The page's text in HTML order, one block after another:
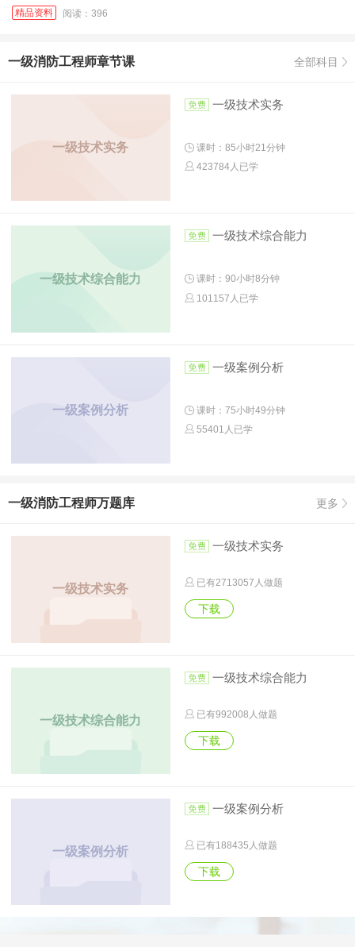
精品资料 阅读：396
一级消防工程师章节课 全部科目
一级技术实务
一级技术实务
课时：85小时21分钟
423784人已学
一级技术综合能力
一级技术综合能力
课时：90小时8分钟
101157人已学
一级案例分析
一级案例分析
课时：75小时49分钟
55401人已学
一级消防工程师万题库 更多
一级技术实务
一级技术实务
已有2713057 人做题
下载
一级技术综合能力
一级技术综合能力
已有992008 人做题
下载
一级案例分析
一级案例分析
已有188435 人做题
下载